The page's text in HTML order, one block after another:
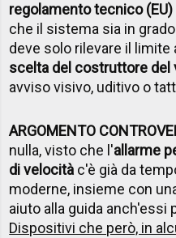
regolamento tecnico
che il sistema sia in
deve solo rilevare il
scelta del costruttore del
avviso visivo, uditivo o
ARGOMENTO
nulla, visto che l'allarme
di velocità c'è già da
moderne, insieme con
aiuto alla guida anch'essi
Dispositivi che però, in